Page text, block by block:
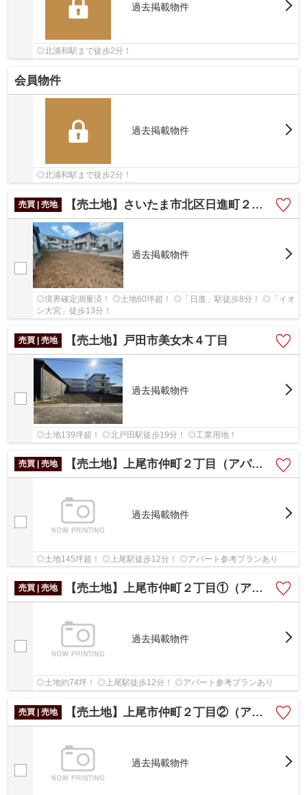
過去掲載物件
◎北浦和駅まで徒歩2分！
会員物件
過去掲載物件
◎北浦和駅まで徒歩2分！
売買 | 売地 【売土地】さいたま市北区日進町２丁目
過去掲載物件
◎境界確定測量済！ ◎土地60坪超！ ◎「日進」駅徒歩8分！ ◎「イオ
ン大宮」徒歩13分！
売買 | 売地 【売土地】戸田市美女木４丁目
過去掲載物件
◎土地139坪超！ ◎北戸田駅徒歩19分！ ◎工業用地！
売買 | 売地 【売土地】上尾市仲町２丁目（アパート参考プランあり）
過去掲載物件
◎土地145坪超！ ◎上尾駅徒歩12分！ ◎アパート参考プランあり
売買 | 売地 【売土地】上尾市仲町２丁目①（アパート参考プランあり）
過去掲載物件
◎土地約74坪！ ◎上尾駅徒歩12分！ ◎アパート参考プランあり
売買 | 売地 【売土地】上尾市仲町２丁目②（アパート参考プランあり）
過去掲載物件